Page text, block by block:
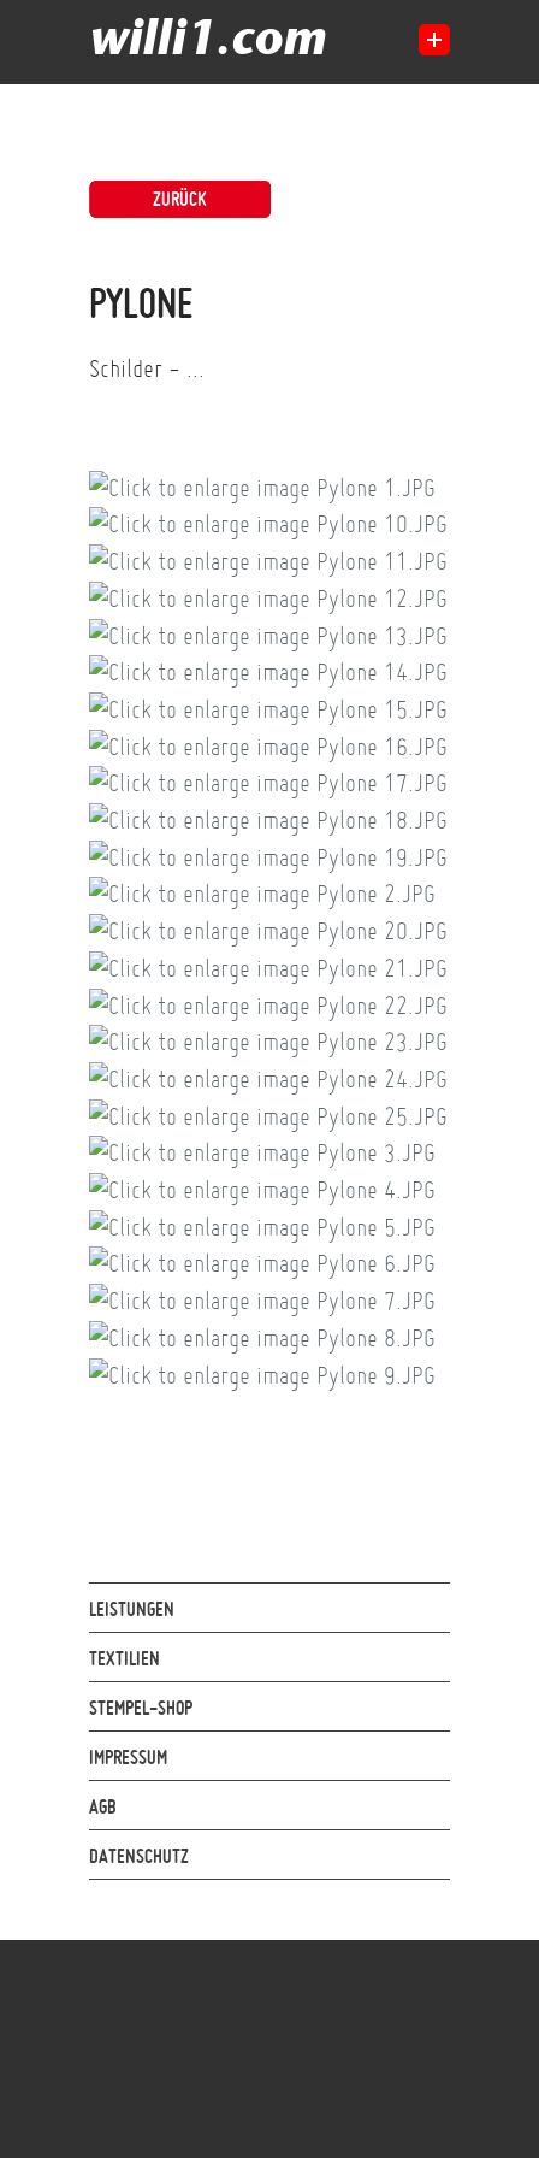
willi1.com
ZURÜCK
PYLONE
Schilder - ...
LEISTUNGEN
TEXTILIEN
STEMPEL-SHOP
IMPRESSUM
AGB
DATENSCHUTZ